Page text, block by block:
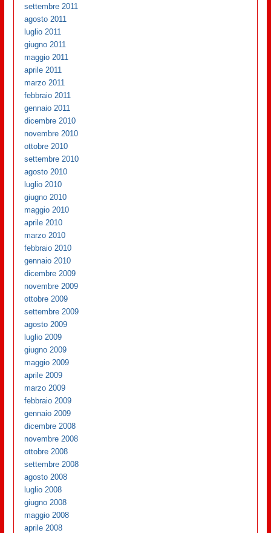
settembre 2011
agosto 2011
luglio 2011
giugno 2011
maggio 2011
aprile 2011
marzo 2011
febbraio 2011
gennaio 2011
dicembre 2010
novembre 2010
ottobre 2010
settembre 2010
agosto 2010
luglio 2010
giugno 2010
maggio 2010
aprile 2010
marzo 2010
febbraio 2010
gennaio 2010
dicembre 2009
novembre 2009
ottobre 2009
settembre 2009
agosto 2009
luglio 2009
giugno 2009
maggio 2009
aprile 2009
marzo 2009
febbraio 2009
gennaio 2009
dicembre 2008
novembre 2008
ottobre 2008
settembre 2008
agosto 2008
luglio 2008
giugno 2008
maggio 2008
aprile 2008